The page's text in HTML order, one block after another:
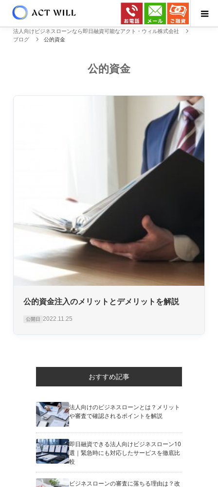
法人向けビジネスローンなら即日融資可能なアクト・ウィル株式会社
ブログ
公的資金
公的資金
公的資金注入のメリットとデメリットを解説
公開日 2022.11.25
おすすめ記事
法人向けのビジネスローンとは？メリット
や審査で確認されるポイントを解説
即日融資できる法人向けビジネスローン10
選｜緊急時にも対応したサービスを徹底比
較
ビジネスローンの審査に落ちる理由は？改